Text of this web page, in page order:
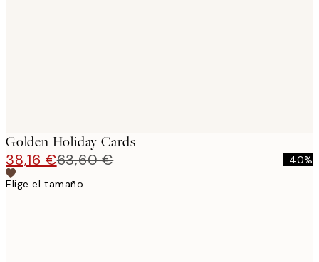
Golden Holiday Cards
38,16 €63,60 €
-40%
Elige el tamaño